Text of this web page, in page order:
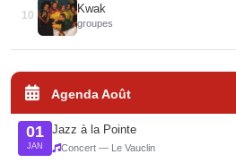
10
Kwak
groupes
Agenda Août
01
JAN
Jazz à la Pointe
Concert — Le Vauclin